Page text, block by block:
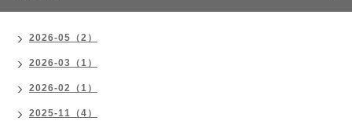
2026-05（2）
2026-03（1）
2026-02（1）
2025-11（4）